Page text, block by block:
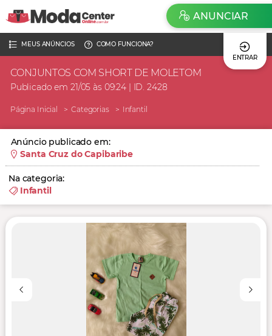
MEUS ANÚNCIOS
COMO FUNCIONA?
ENTRAR
ANUNCIAR
CONJUNTOS COM SHORT DE MOLETOM
Publicado em 21/05 às 09:24 | ID. 2428
Página Inicial Categorias Infantil
Anúncio publicado em:
Santa Cruz do Capibaribe
Na categoria:
Infantil